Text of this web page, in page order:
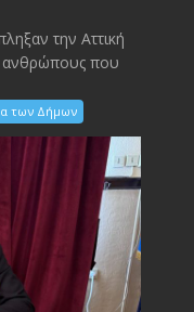
την Αττική
ανθρώπους που
των Δήμων